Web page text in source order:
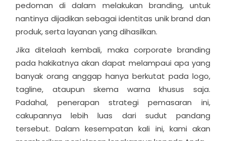
pedoman di dalam melakukan branding, untuk
nantinya dijadikan sebagai identitas unik brand dan
produk, serta layanan yang dihasilkan.
Jika ditelaah kembali, maka corporate branding
pada hakikatnya akan dapat melampaui apa yang
banyak orang anggap hanya berkutat pada logo,
tagline, ataupun skema warna khusus saja.
Padahal, penerapan strategi pemasaran ini,
cakupannya lebih luas dari sudut pandang
tersebut. Dalam kesempatan kali ini, kami akan